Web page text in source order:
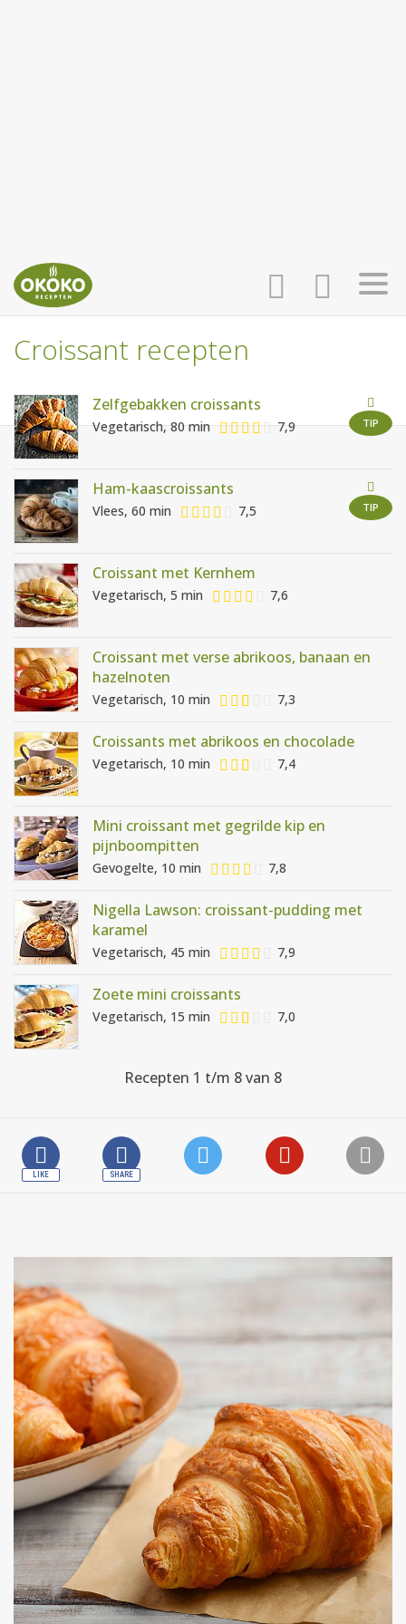
AANMELDEN
HOME
RECEPTEN
WEEKMENU'S
Croissant recepten
TIP
Zelfgebakken croissants
Vegetarisch, 80 min 7,9
TIP
Ham-kaascroissants
Vlees, 60 min 7,5
Croissant met Kernhem
Vegetarisch, 5 min 7,6
Croissant met verse abrikoos, banaan en
hazelnoten
Vegetarisch, 10 min 7,3
Croissants met abrikoos en chocolade
Vegetarisch, 10 min 7,4
Mini croissant met gegrilde kip en
pijnboompitten
Gevogelte, 10 min 7,8
Nigella Lawson: croissant-pudding met
karamel
Vegetarisch, 45 min 7,9
Zoete mini croissants
Vegetarisch, 15 min 7,0
Recepten 1 t/m 8 van 8